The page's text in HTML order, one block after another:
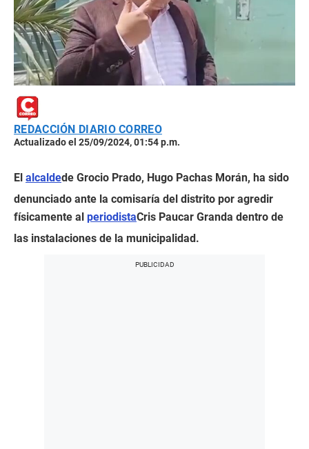
REDACCIÓN DIARIO CORREO
Actualizado el 25/09/2024, 01:54 p.m.
El alcaldede Grocio Prado, Hugo Pachas Morán, ha sido
denunciado ante la comisaría del distrito por agredir
físicamente al periodistaCris Paucar Granda dentro de
las instalaciones de la municipalidad.